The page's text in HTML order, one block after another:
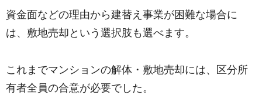
資金面などの理由から建替え事業が困難な場合に
は、敷地売却という選択肢も選べます。
これまでマンションの解体・敷地売却には、区分所
有者全員の合意が必要でした。